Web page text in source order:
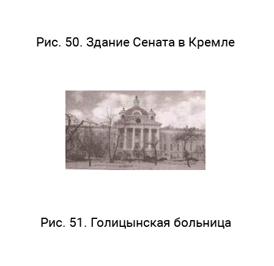
Рис. 50. Здание Сената в Кремле
Рис. 51. Голицынская больница